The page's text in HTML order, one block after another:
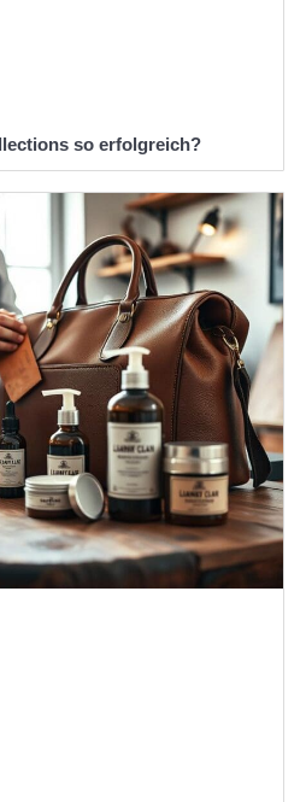
so erfolgreich?